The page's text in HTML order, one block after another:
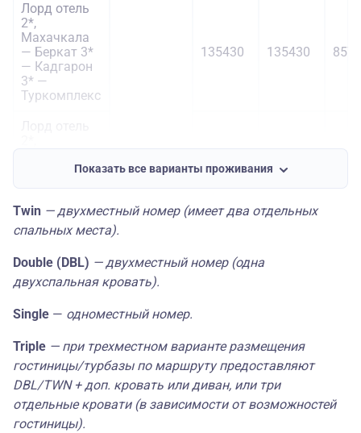
Лорд отель
2*,
Махачкала
— Беркат 3*
— Кадгарон
3* —
Туркомплекс
02.01,
03.01,
25.01,
08.02,
22.02,
08.03,
22.03,
29.03.2026
135430 135430
— Беркат 3*
Туркомплекс
139490 139490
Избербаш —
Беркат 3* —
Кадгарон 3*
Туркомплекс
Океан 3*,
Избербаш —
Беркат 3* —
Планета
Люкс 3* —
Туркомплекс
142535 142535
Показать все варианты проживания
Twin — двухместный номер (имеет два отдельных
спальных места).
Double (DBL) — двухместный номер (одна
двухспальная кровать).
Single — одноместный номер.
Triple — при трехместном варианте размещения
гостиницы/турбазы по маршруту предоставляют
DBL/TWN + доп. кровать или диван, или три
отдельные кровати (в зависимости от возможностей
гостиницы).